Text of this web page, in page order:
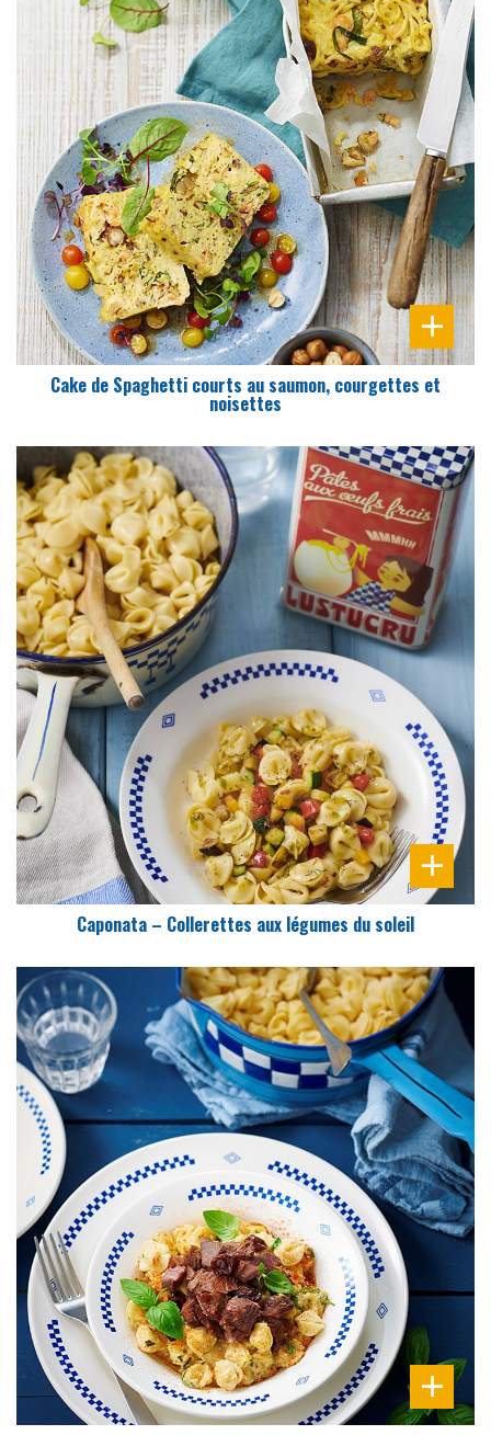
DIFFICULTÉ
PRÉPARATION
15 Min
Cake de Spaghetti courts au saumon, courgettes et
noisettes
DIFFICULTÉ
PRÉPARATION
25 Min
Caponata – Collerettes aux légumes du soleil
DIFFICULTÉ
PRÉPARATION
10 Min